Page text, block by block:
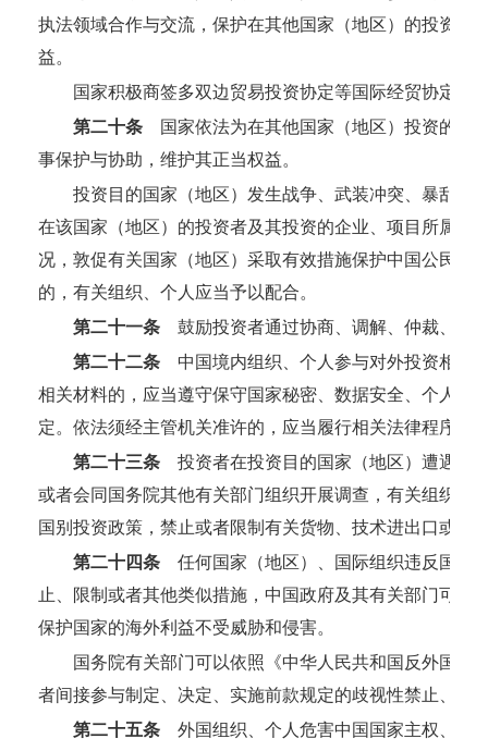
执法领域合作与交流，保护在其他国家（地区）的投资者
益。
国家积极商签多双边贸易投资协定等国际经贸协定，
第二十条 国家依法为在其他国家（地区）投资的中
事保护与协助，维护其正当权益。
投资目的国家（地区）发生战争、武装冲突、暴乱、
在该国家（地区）的投资者及其投资的企业、项目所属中
况，敦促有关国家（地区）采取有效措施保护中国公民、
的，有关组织、个人应当予以配合。
第二十一条 鼓励投资者通过协商、调解、仲裁、诉
第二十二条 中国境内组织、个人参与对外投资相关
相关材料的，应当遵守保守国家秘密、数据安全、个人信
定。依法须经主管机关准许的，应当履行相关法律程序。
第二十三条 投资者在投资目的国家（地区）遭遇与
或者会同国务院其他有关部门组织开展调查，有关组织、
国别投资政策，禁止或者限制有关货物、技术进出口或者
第二十四条 任何国家（地区）、国际组织违反国际
止、限制或者其他类似措施，中国政府及其有关部门可
保护国家的海外利益不受威胁和侵害。
国务院有关部门可以依照《中华人民共和国反外国制
者间接参与制定、决定、实施前款规定的歧视性禁止、限
第二十五条 外国组织、个人危害中国国家主权、安